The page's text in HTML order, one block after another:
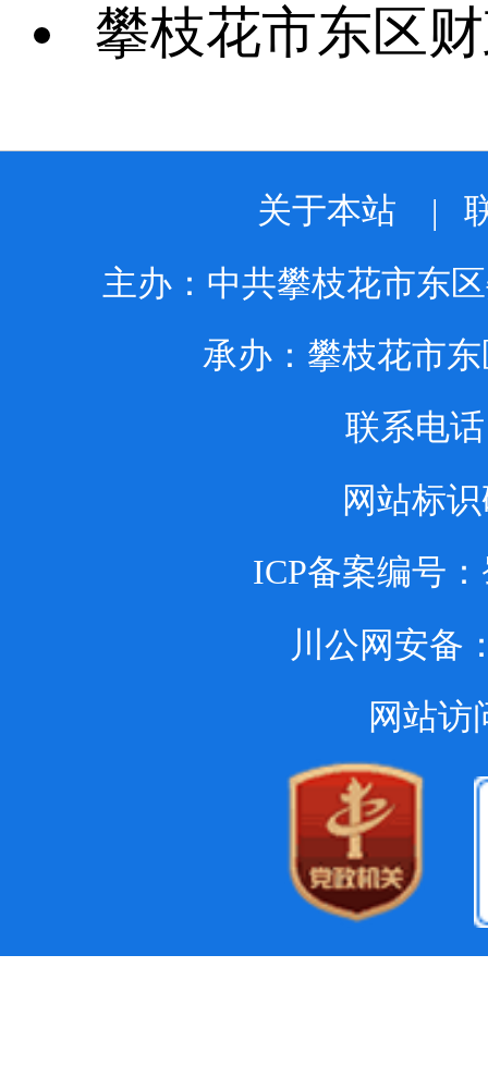
攀枝花市东区财政局关
关于本站 |
主办：中共攀枝花市东
承办：攀枝花市
联系电话
网站标
ICP备案编号：
川公网安备
网站访